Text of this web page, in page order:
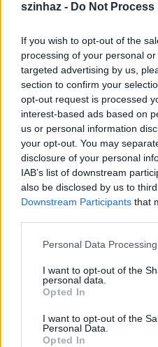
szinhaz - Do Not
If you wish to opt-out of the
processing of your personal
targeted advertising by us,
section to confirm your
opt-out request is processed
interest-based ads based on
us or personal information
your opt-out. You may
disclosure of your personal
IAB’s list of downstream
also be disclosed by us to
Downstream Participants that
Please note that this website/
not limited to your visit or
grant or deny consent to
use your data for below
consent section.
Personal Data
I want to opt-out of the
personal data.
Opted In
I want to opt-out of the
Personal Data.
Opted In
fordította Lator László
rendező Balkay Géza
Cymbeline, Britannia
Cloten, a királyné fia,
Posthumus Leonatus,
Róbert
Belarius, száműzött főur,
Ferenc
Cymbeline fiai
Guiderius: Lakatos Zoltán
Arviragus: Veres Krisztián
Iachimo, római: Jáger
Caius Lucius, a római
Cornelius, orvos: Kovács
1. főúr, 1.börtönőr: Lacza
2.főúr , 2. börtönőr: Kovács
A királyné, Cymbeline
Imogen, Cymbeline